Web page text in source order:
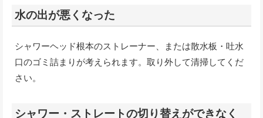
水の出が悪くなった
シャワーヘッド根本のストレーナー、または散水板・吐水
口のゴミ詰まりが考えられます。取り外して清掃してくだ
さい。
シャワー・ストレートの切り替えができなく